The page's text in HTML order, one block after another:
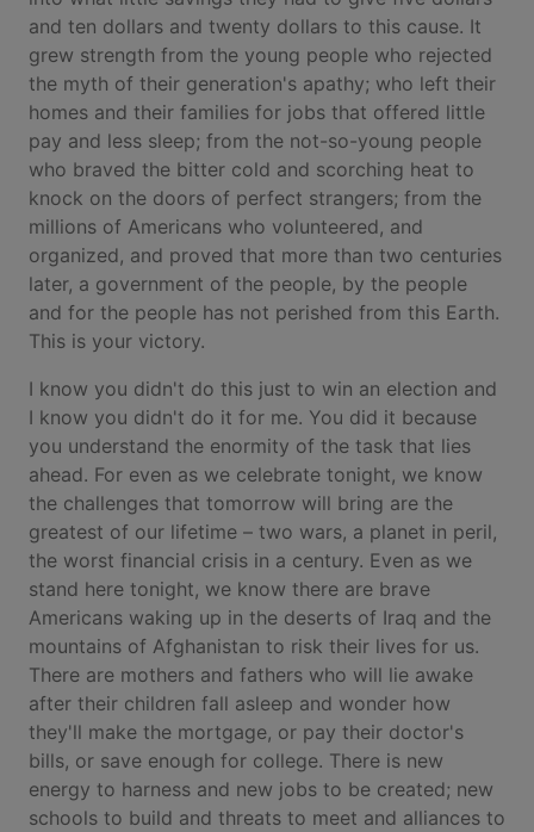
and ten dollars and twenty dollars to this cause. It
grew strength from the young people who rejected
the myth of their generation's apathy; who left their
homes and their families for jobs that offered little
pay and less sleep; from the not-so-young people
who braved the bitter cold and scorching heat to
knock on the doors of perfect strangers; from the
millions of Americans who volunteered, and
organized, and proved that more than two centuries
later, a government of the people, by the people
and for the people has not perished from this Earth.
This is your victory.
I know you didn't do this just to win an election and
I know you didn't do it for me. You did it because
you understand the enormity of the task that lies
ahead. For even as we celebrate tonight, we know
the challenges that tomorrow will bring are the
greatest of our lifetime – two wars, a planet in peril,
the worst financial crisis in a century. Even as we
stand here tonight, we know there are brave
Americans waking up in the deserts of Iraq and the
mountains of Afghanistan to risk their lives for us.
There are mothers and fathers who will lie awake
after their children fall asleep and wonder how
they'll make the mortgage, or pay their doctor's
bills, or save enough for college. There is new
energy to harness and new jobs to be created; new
schools to build and threats to meet and alliances to